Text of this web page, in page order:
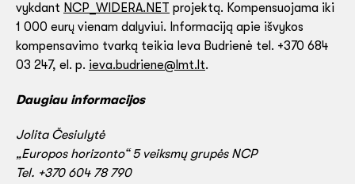
vykdant NCP_WIDERA.NET projektą. Kompensuojama iki
1 000 eurų vienam dalyviui. Informaciją apie išvykos
kompensavimo tvarką teikia Ieva Budrienė tel. +370 684
03 247, el. p. ieva.budriene@lmt.lt.
Daugiau informacijos
Jolita Česiulytė
„Europos horizonto“ 5 veiksmų grupės NCP
Tel. +370 604 78 790